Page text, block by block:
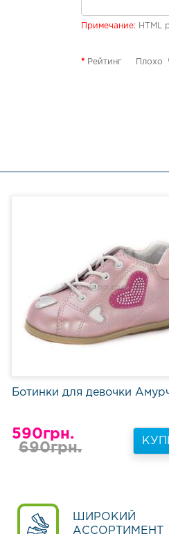
Примечание: HTML
Рейтинг Плохо
Ботинки для девочки
590грн.
690грн.
ШИРОКИЙ
АССОРТИМЕНТ